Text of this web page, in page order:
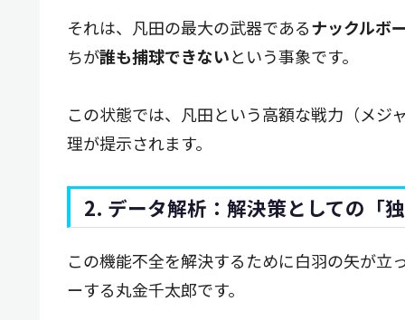
それは、凡田の最大の武器であるナックルボ
ちが誰も捕球できないという事象です。
この状態では、凡田という高額な戦力（メ
理が提示されます。
2. データ解析：解決策としての「
この機能不全を解決するために白羽の矢が
ーする丸金千太郎です。